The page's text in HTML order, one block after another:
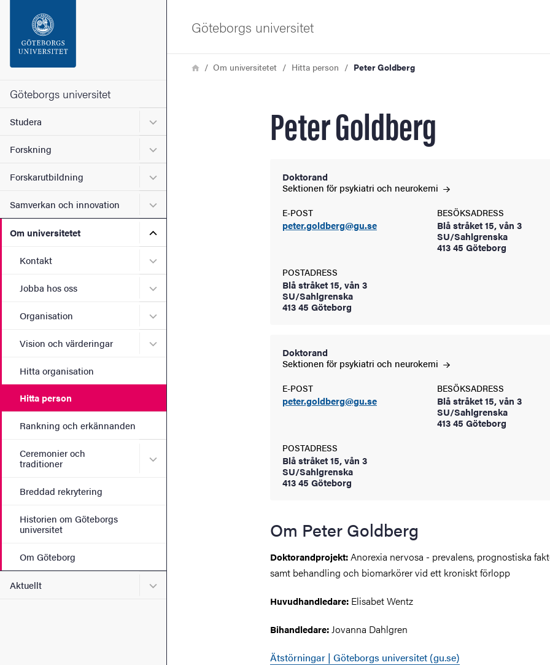
Sidfoten
Om webbplatsen
Göteborgs universitet
Studera Undermeny för Studera
Forskning Undermeny för Forskning
Forskarutbildning Undermeny för Forskarutbildning
Samverkan och innovation Undermeny för Samverkan och innovation
Om universitetet Undermeny för Om universitetet
Kontakt Undermeny för Kontakt
Jobba hos oss Undermeny för Jobba hos oss
Organisation Undermeny för Organisation
Vision och värderingar Undermeny för Vision och värderingar
Hitta organisation
Hitta person
Rankning och erkännanden
Ceremonier och
traditioner
Undermeny för Ceremonier och traditioner
Breddad rekrytering
Historien om Göteborgs
universitet
Om Göteborg
Aktuellt Undermeny för Aktuellt
Göteborgs universitet
LänkstigHemOm universitetet Hitta person Peter Goldberg
Peter Goldberg
Doktorand
Sektionen för psykiatri och neurokemi
E-POST
peter.goldberg@gu.se
BESÖKSADRESS
Blå stråket 15, vån 3
SU/Sahlgrenska
413 45 Göteborg
POSTADRESS
Blå stråket 15, vån 3
SU/Sahlgrenska
413 45 Göteborg
Doktorand
Sektionen för psykiatri och neurokemi
E-POST
peter.goldberg@gu.se
BESÖKSADRESS
Blå stråket 15, vån 3
SU/Sahlgrenska
413 45 Göteborg
POSTADRESS
Blå stråket 15, vån 3
SU/Sahlgrenska
413 45 Göteborg
Om Peter Goldberg
Doktorandprojekt:Anorexia nervosa - prevalens, prognostiska
samt behandling och biomarkörer vid ett kroniskt förlopp
Huvudhandledare: Elisabet Wentz
Bihandledare:Jovanna Dahlgren
Ätstörningar | Göteborgs universitet (gu.se)